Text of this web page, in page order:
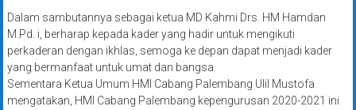
Dalam sambutannya sebagai ketua MD Kahmi Drs. HM Hamdan
M.Pd. i, berharap kepada kader yang hadir untuk mengikuti
perkaderan dengan ikhlas, semoga ke depan dapat menjadi kader
yang bermanfaat untuk umat dan bangsa.
Sementara Ketua Umum HMI Cabang Palembang Ulil Mustofa
mengatakan, HMI Cabang Palembang kepengurusan 2020-2021 ini